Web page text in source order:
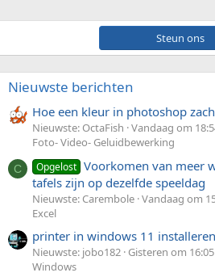
Steun
Nieuwste berichten
Hoe een kleur in photoshop
Nieuwste: OctaFish Vandaag om
Foto- Video- Geluidbewerking
C Opgelost Voorkomen van meer
tafels zijn op dezelfde speeldag
Nieuwste: Carembole Vandaag om
Excel
printer in windows 11 installeren
Nieuwste: jobo182 Gisteren om 16:05
Windows